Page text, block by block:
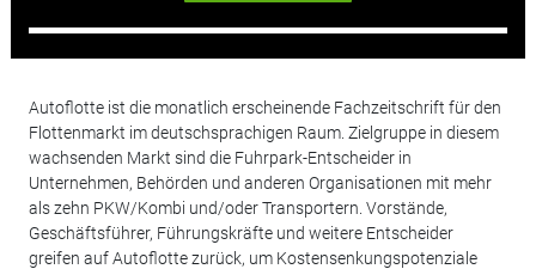
Autoflotte ist die monatlich erscheinende Fachzeitschrift für den
Flottenmarkt im deutschsprachigen Raum. Zielgruppe in diesem
wachsenden Markt sind die Fuhrpark-Entscheider in
Unternehmen, Behörden und anderen Organisationen mit mehr
als zehn PKW/Kombi und/oder Transportern. Vorstände,
Geschäftsführer, Führungskräfte und weitere Entscheider
greifen auf Autoflotte zurück, um Kostensenkungspotenziale